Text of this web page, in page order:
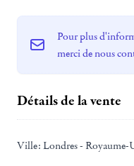
Pour plus
merci de nous
Détails de la vente
Ville: Londres - Royaume-